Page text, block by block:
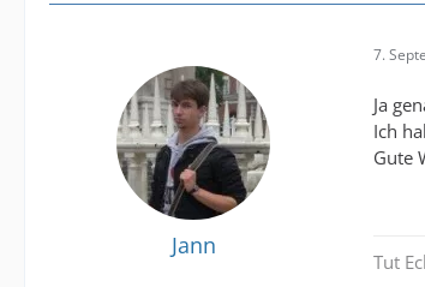
Jann
7.
Ja
Ich
Gute
Tut